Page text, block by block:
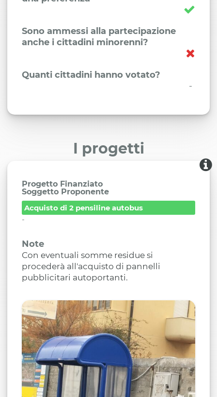
Sono ammessi alla partecipazione
anche i cittadini minorenni?
Quanti cittadini hanno votato?
-
I progetti
Progetto Finanziato
Soggetto Proponente
Acquisto di 2 pensiline autobus
-
Note
Con eventuali somme residue si
procederà all'acquisto di pannelli
pubblicitari autoportanti.